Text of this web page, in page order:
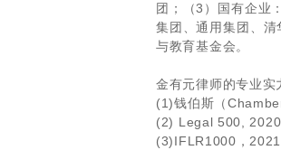
团；（3）国有企业
集团、通用集团、
与教育基金会。
金有元律师的专业实
(1)钱伯斯（
(2) Legal 500,
(3)IFLR1000，